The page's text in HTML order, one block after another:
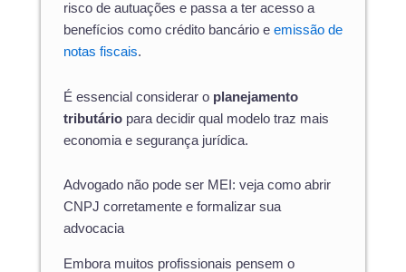
risco de autuações e passa a ter acesso a
benefícios como crédito bancário e emissão de
notas fiscais.
É essencial considerar o planejamento
tributário para decidir qual modelo traz mais
economia e segurança jurídica.
Advogado não pode ser MEI: veja como abrir
CNPJ corretamente e formalizar sua
advocacia
Embora muitos profissionais pensem o